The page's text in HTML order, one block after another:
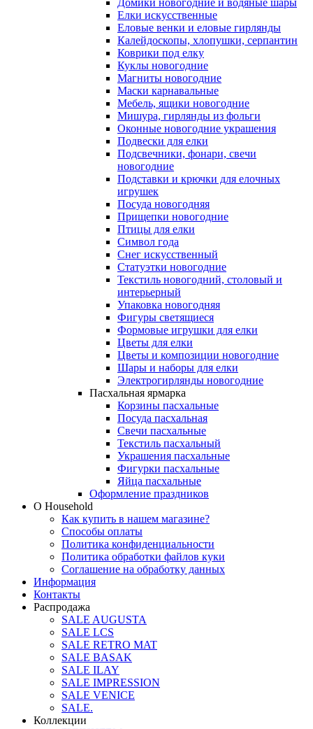
Домики новогодние и водяные шары
Елки искусственные
Еловые венки и еловые гирлянды
Калейдоскопы, хлопушки, серпантин
Коврики под елку
Куклы новогодние
Магниты новогодние
Маски карнавальные
Мебель, ящики новогодние
Мишура, гирлянды из фольги
Оконные новогодние украшения
Подвески для елки
Подсвечники, фонари, свечи
новогодние
Подставки и крючки для елочных
игрушек
Посуда новогодняя
Прищепки новогодние
Птицы для елки
Символ года
Снег искусственный
Статуэтки новогодние
Текстиль новогодний, столовый и
интерьерный
Упаковка новогодняя
Фигуры светящиеся
Формовые игрушки для елки
Цветы для елки
Цветы и композиции новогодние
Шары и наборы для елки
Электрогирлянды новогодние
Пасхальная ярмарка
Корзины пасхальные
Посуда пасхальная
Свечи пасхальные
Текстиль пасхальный
Украшения пасхальные
Фигурки пасхальные
Яйца пасхальные
Оформление праздников
О Household
Как купить в нашем магазине?
Способы оплаты
Политика конфиденциальности
Политика обработки файлов куки
Соглашение на обработку данных
Информация
Контакты
Распродажа
SALE AUGUSTA
SALE LCS
SALE RETRO MAT
SALE BASAK
SALE ILAY
SALE IMPRESSION
SALE VENICE
SALE.
Коллекции